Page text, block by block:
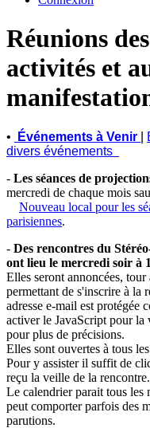
Réunions
activités et
• Événements à Venir
divers événements
- Les séances de
mercredi de chaque mois
Nouveau local pour les
parisiennes.
- Des rencontres du
ont lieu le mercredi soir à
Elles seront annoncées,
permettant de s'inscrire à la
adresse e-mail est protégée
activer le JavaScript pour la
pour plus de précisions.
Elles sont ouvertes à tous
Pour y assister il suffit de
reçu la veille de la rencontre.
Le calendrier parait tous les
peut comporter parfois des
parutions.